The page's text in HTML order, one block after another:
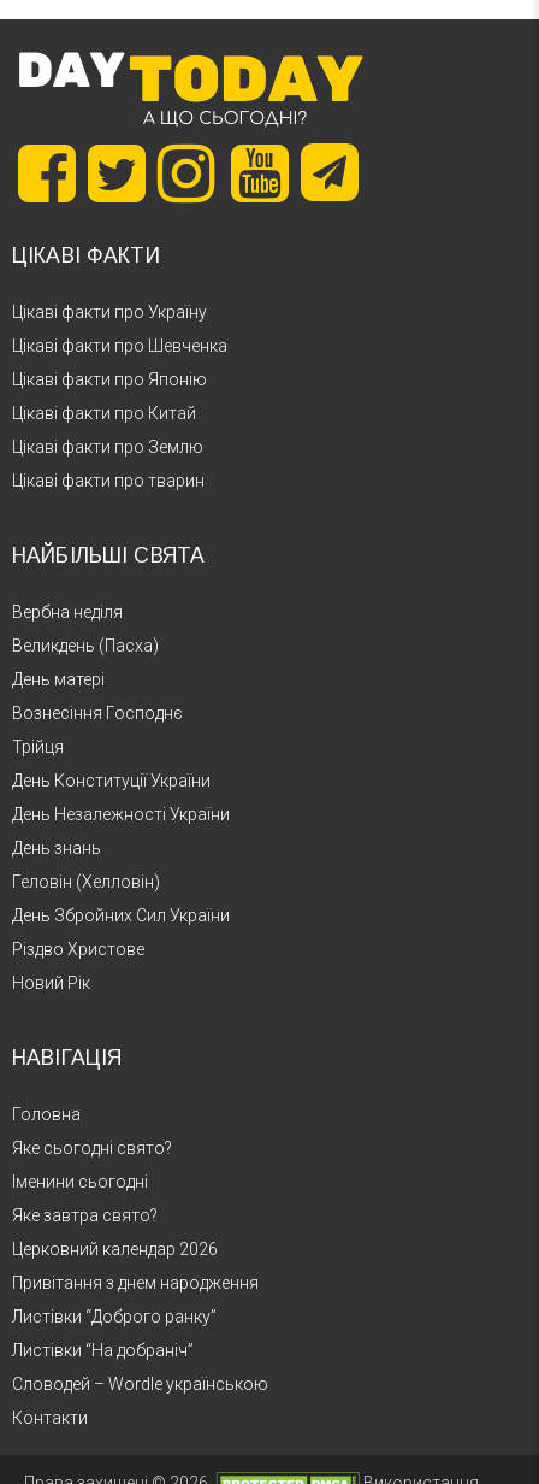
ЦІКАВІ ФАКТИ
Цікаві факти про Україну
Цікаві факти про Шевченка
Цікаві факти про Японію
Цікаві факти про Китай
Цікаві факти про Землю
Цікаві факти про тварин
НАЙБІЛЬШІ СВЯТА
Вербна неділя
Великдень (Пасха)
День матері
Вознесіння Господнє
Трійця
День Конституції України
День Незалежності України
День знань
Геловін (Хелловін)
День Збройних Сил України
Різдво Христове
Новий Рік
НАВІГАЦІЯ
Головна
Яке сьогодні свято?
Іменини сьогодні
Яке завтра свято?
Церковний календар 2026
Привітання з днем народження
Листівки “Доброго ранку”
Листівки “На добраніч”
Словодей – Wordle українською
Контакти